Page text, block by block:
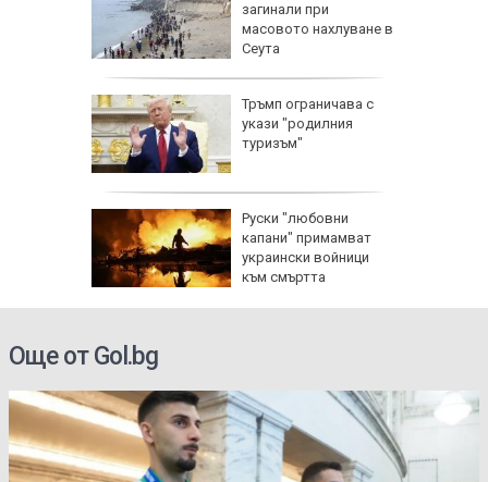
загинали при
масовото нахлуване в
Сеута
Тръмп ограничава с
укази "родилния
туризъм"
Руски "любовни
капани" примамват
украински войници
към смъртта
Още от Gol.bg